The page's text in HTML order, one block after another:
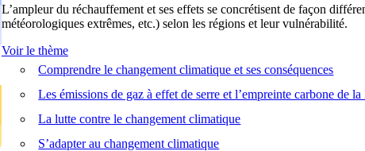
L’ampleur du réchauffement et ses effets se concrétisent de façon
météorologiques extrêmes, etc.) selon les régions et leur vulnérabilité.
Voir le thème
Comprendre le changement climatique et ses conséquences
Les émissions de gaz à effet de serre et l’empreinte carbone de la
La lutte contre le changement climatique
S’adapter au changement climatique